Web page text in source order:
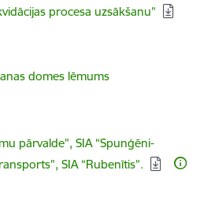
procesa uzsākšanu”
domes lēmums
pārvalde”, SIA “Spunģēni-
SIA “Rubenītis”.